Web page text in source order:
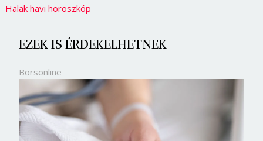
Halak havi horoszkóp
EZEK IS ÉRDEKELHETNEK
Borsonline